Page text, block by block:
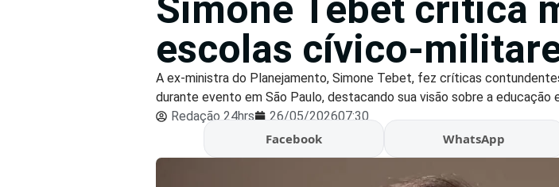
Simone Tebet critica
escolas cívico-
A ex-ministra do Planejamento, Simone Tebet, fez críticas
durante evento em São Paulo, destacando sua visão sobre a educação
Redação 24hrs
26/05/202607:30
Facebook WhatsApp